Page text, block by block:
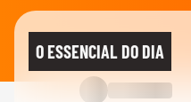
O ESSENCIAL DO DIA